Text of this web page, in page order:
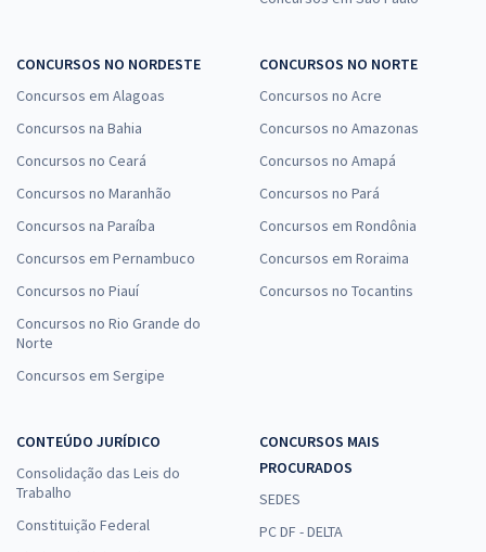
CONCURSOS NO NORDESTE
Concursos em Alagoas
Concursos na Bahia
Concursos no Ceará
Concursos no Maranhão
Concursos na Paraíba
Concursos em Pernambuco
Concursos no Piauí
Concursos no Rio Grande do
Norte
Concursos em Sergipe
CONCURSOS NO NORTE
Concursos no Acre
Concursos no Amazonas
Concursos no Amapá
Concursos no Pará
Concursos em Rondônia
Concursos em Roraima
Concursos no Tocantins
CONTEÚDO JURÍDICO
Consolidação das Leis do
Trabalho
Constituição Federal
CONCURSOS MAIS
PROCURADOS
SEDES
PC DF - DELTA